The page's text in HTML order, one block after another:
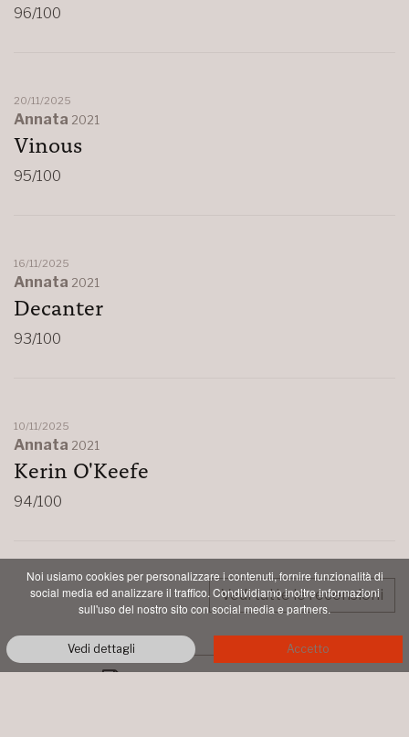
96/100
20/11/2025
Annata 2021
Vinous
95/100
16/11/2025
Annata 2021
Decanter
93/100
10/11/2025
Annata 2021
Kerin O'Keefe
94/100
Vedi tutte le recensioni
PDF STAMPABILE
Noi usiamo cookies per personalizzare i contenuti, fornire funzionalità di
social media ed analizzare il traffico. Condividiamo inoltre informazioni
sull'uso del nostro sito con social media e partners.
Vedi dettagli Accetto